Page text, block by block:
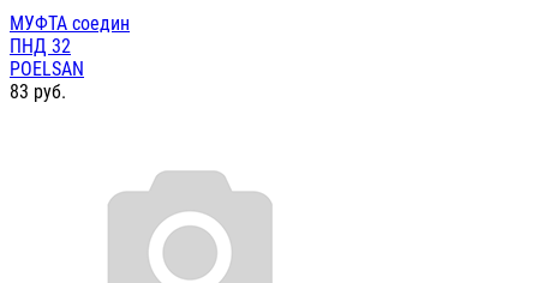
МУФТА соедин
ПНД 32
POELSAN
83 руб.